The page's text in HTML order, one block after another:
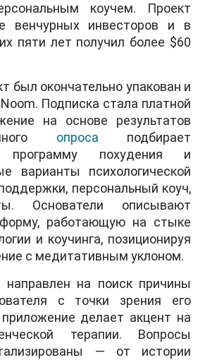
коучем. Проект
венчурных инвесторов и в
пяти лет получил более $60
был окончательно упакован и
Подписка стала платной
на основе результатов
опроса подбирает
программу похудения и
варианты психологической
персональный коуч,
Основатели описывают
работающую на стыке
и коучинга, позиционируя
с медитативным уклоном.
направлен на поиск причины
с точки зрения его
делает акцент на
терапии. Вопросы
— от истории